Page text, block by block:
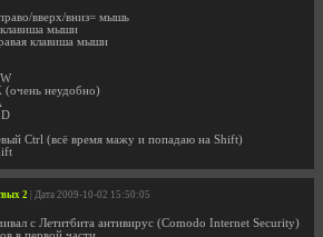
вверх/вниз= мышь
клавиша мыши
клавиша мыши
(очень неудобно)
D
Ctrl (всё время мажу и попадаю на Shift)
2 | Дата 2009-10-02 15:50:05
с Летитбита антивирус (Comodo Internet Security)